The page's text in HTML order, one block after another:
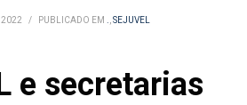
2022 / PUBLICADO EM .,SEJUVEL
e secretarias